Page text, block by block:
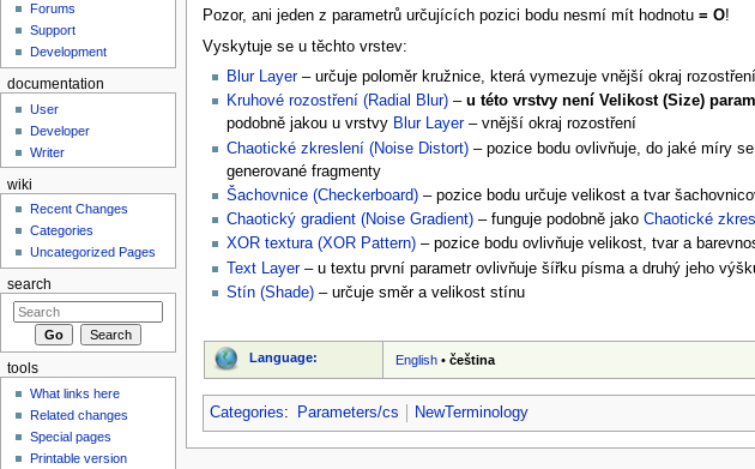
Pozor, ani jeden z parametrů určujících pozici bodu nesmí mít hodnotu = O!
Vyskytuje se u těchto vrstev:
Blur Layer– určuje poloměr kružnice, která vymezuje vnější okraj rozostření
Kruhové rozostření (Radial Blur)– u této vrstvy není Velikost (Size)
podobně jakou u vrstvy Blur Layer– vnější okraj rozostření
Chaotické zkreslení (Noise Distort)– pozice bodu ovlivňuje, do jaké míry
generované fragmenty
Šachovnice (Checkerboard)– pozice bodu určuje velikost a tvar
Chaotický gradient (Noise Gradient)– funguje podobně jako Chaotické
XOR textura (XOR Pattern)– pozice bodu ovlivňuje velikost, tvar a
Text Layer– u textu první parametr ovlivňuje šířku písma a druhý jeho
Stín (Shade)– určuje směr a velikost stínu
Language: English •čeština
Categories: Parameters/cs NewTerminology
Forums
Support
Development
documentation
User
Developer
Writer
wiki
Recent Changes
Categories
Uncategorized Pages
search
tools
What links here
Related changes
Special pages
Printable version